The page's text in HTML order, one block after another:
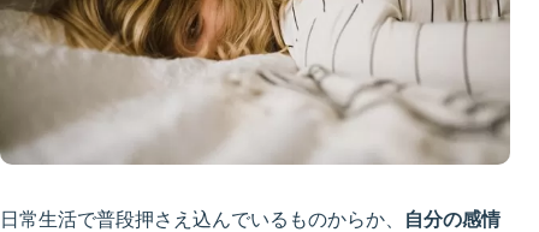
日常生活で普段押さえ込んでいるものからか、
自分の感情